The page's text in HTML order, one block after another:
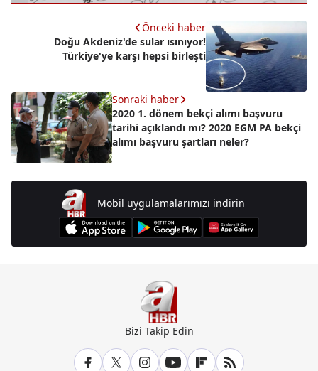
Önceki haber
Doğu Akdeniz'de sular ısınıyor!
Türkiye'ye karşı hepsi birleşti
Sonraki haber
2020 1. dönem bekçi alımı başvuru
tarihi açıklandı mı? 2020 EGM PA bekçi
alımı başvuru şartları neler?
Mobil uygulamalarımızı indirin
Bizi Takip Edin